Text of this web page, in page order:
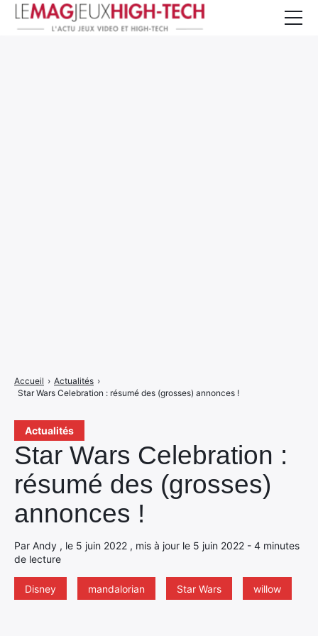
Actualités
Star Wars Celebration :
résumé des (grosses)
annonces !
Par Andy , le 5 juin 2022 , mis à jour le 5 juin 2022 - 4 minutes
de lecture
Disney mandalorian Star Wars willow
Accueil › Actualités ›
Star Wars Celebration : résumé des (grosses) annonces !